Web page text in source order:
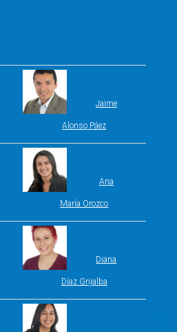
Jaime
Alonso Páez
Ana
María Orozco
Diana
Díaz Grijalba